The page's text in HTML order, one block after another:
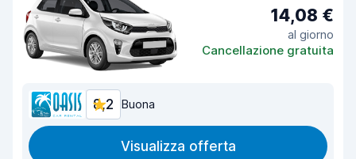
14,08 €
al giorno
Cancellazione gratuita
8,2 Buona
Visualizza offerta